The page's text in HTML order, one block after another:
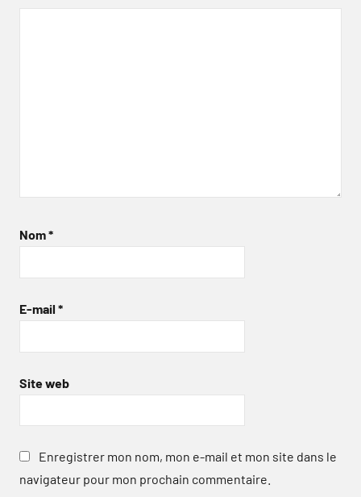
Nom*
E-mail *
Site web
Enregistrer mon nom, mon e-mail et mon site dans le
navigateur pour mon prochain commentaire.